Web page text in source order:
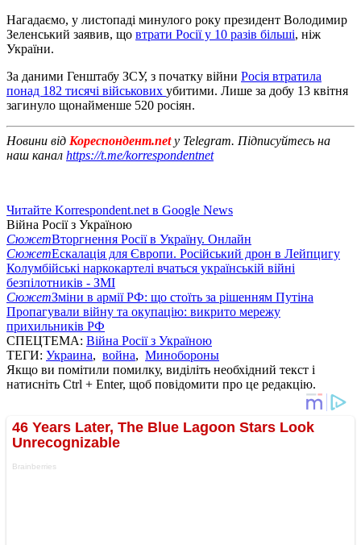
Нагадаємо, у листопаді минулого року президент Володимир
Зеленський заявив, що втрати Росії у 10 разів більші, ніж
України.
За даними Генштабу ЗСУ, з початку війни Росія втратила
понад 182 тисячі військових убитими. Лише за добу 13 квітня
загинуло щонайменше 520 росіян.
Новини від Кореспондент.netу Telegram. Підписуйтесь на
наш канал https://t.me/korrespondentnet
Читайте Korrespondent.net в Google News
Війна Росії з Україною
СюжетВторгнення Росії в Україну. Онлайн
СюжетЕскалація для Європи. Російський дрон в Лейпцигу
Колумбійські наркокартелі вчаться українській війні
безпілотників - ЗМІ
СюжетЗміни в армії РФ: що стоїть за рішенням Путіна
Пропагували війну та окупацію: викрито мережу
прихильників РФ
СПЕЦТЕМА: Війна Росії з Україною
ТЕГИ: Украина, война, Минобороны
Якщо ви помітили помилку, виділіть необхідний текст і
натисніть Ctrl + Enter, щоб повідомити про це редакцію.